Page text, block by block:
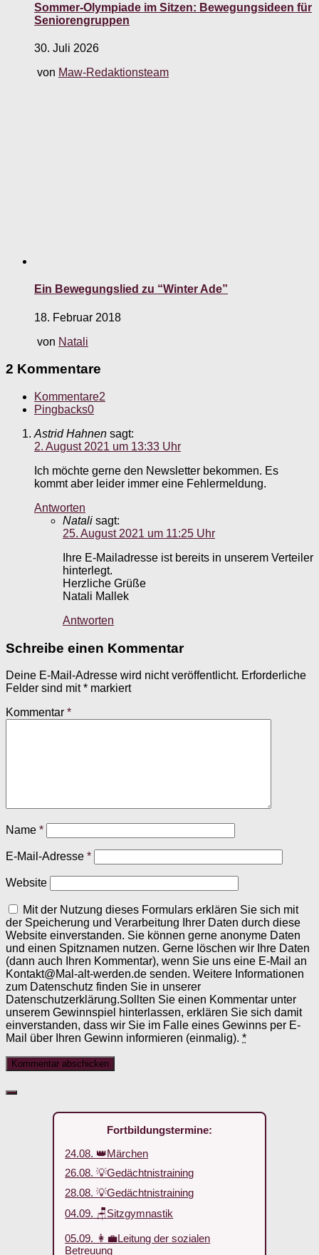
Sommer-Olympiade im Sitzen: Bewegungsideen für
Seniorengruppen
30. Juli 2026
von Maw-Redaktionsteam
Ein Bewegungslied zu “Winter Ade”
18. Februar 2018
von Natali
2 Kommentare
Kommentare2
Pingbacks0
Astrid Hahnen sagt:
2. August 2021 um 13:33 Uhr
Ich möchte gerne den Newsletter bekommen. Es
kommt aber leider immer eine Fehlermeldung.
Antworten
Natali sagt:
25. August 2021 um 11:25 Uhr
Ihre E-Mailadresse ist bereits in unserem Verteiler
hinterlegt.
Herzliche Grüße
Natali Mallek
Antworten
Schreibe einen Kommentar
Deine E-Mail-Adresse wird nicht veröffentlicht. Erforderliche
Felder sind mit* markiert
Kommentar *
Name *
E-Mail-Adresse *
Website
Mit der Nutzung dieses Formulars erklären Sie sich mit
der Speicherung und Verarbeitung Ihrer Daten durch diese
Website einverstanden. Sie können gerne anonyme Daten
und einen Spitznamen nutzen. Gerne löschen wir Ihre Daten
(dann auch Ihren Kommentar), wenn Sie uns eine E-Mail an
Kontakt@Mal-alt-werden.de senden. Weitere Informationen
zum Datenschutz finden Sie in unserer
Datenschutzerklärung.Sollten Sie einen Kommentar unter
unserem Gewinnspiel hinterlassen, erklären Sie sich damit
einverstanden, dass wir Sie im Falle eines Gewinns per E-
Mail über Ihren Gewinn informieren (einmalig). *
Fortbildungstermine:
24.08. 👑Märchen
26.08. 💡Gedächtnistraining
28.08. 💡Gedächtnistraining
04.09. 🪑Sitzgymnastik
05.09. 👩‍💼Leitung der sozialen
Betreuung